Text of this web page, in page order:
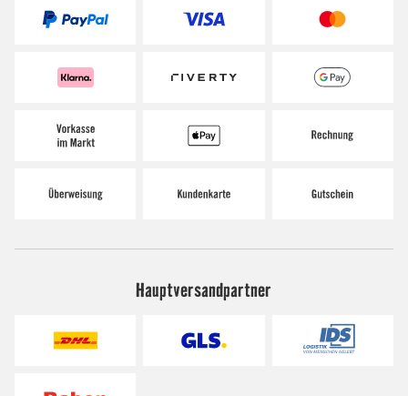
Hauptversandpartner